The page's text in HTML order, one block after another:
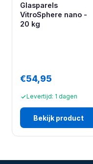
Glasparels
VitroSphere nano -
20 kg
€54,95
Levertijd: 1 dagen
Bekijk product